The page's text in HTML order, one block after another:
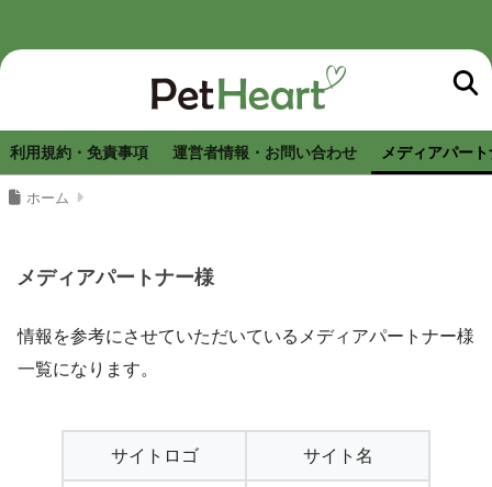
利用規約・免責事項 運営者情報・お問い合わせ メディアパー
ホーム
メディアパートナー様
情報を参考にさせていただいているメディアパートナー様
一覧になります。
サイトロゴ サイト名